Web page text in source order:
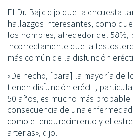
El Dr. Bajic dijo que la encuesta
hallazgos interesantes, como
los hombres, alrededor del 58%,
incorrectamente que la
más común de la disfunción
«De hecho, [para] la mayoría de
tienen disfunción eréctil,
50 años, es mucho más probable
consecuencia de una
como el endurecimiento y el
arterias», dijo.